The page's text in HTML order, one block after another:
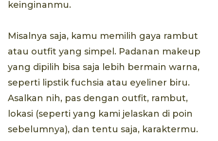
keinginanmu.
Misalnya saja, kamu memilih gaya rambut
atau outfit yang simpel. Padanan makeup
yang dipilih bisa saja lebih bermain warna,
seperti lipstik fuchsia atau eyeliner biru.
Asalkan nih, pas dengan outfit, rambut,
lokasi (seperti yang kami jelaskan di poin
sebelumnya), dan tentu saja, karaktermu.